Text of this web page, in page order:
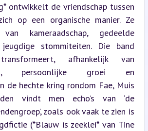
ontwikkelt de vriendschap tussen
op een organische manier. Ze
kameraadschap, gedeelde
stommiteiten. Die band
afhankelijk van
persoonlijke groei en
de hechte kring rondom Fae, Muis
vindt men echo’s van ‘de
zoals ook vaak te zien is
(*Blauw is zeeklei* van Tine